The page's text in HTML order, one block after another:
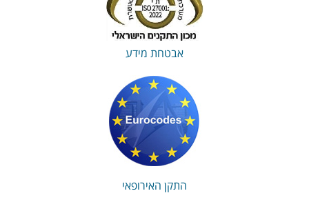
אבטחת מידע
התקן האירופאי